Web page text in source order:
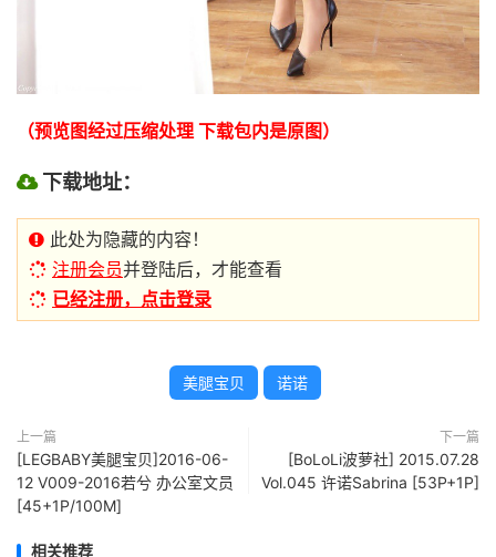
（预览图经过压缩处理 下载包内是原图）
下载地址：
此处为隐藏的内容！
注册会员并登陆后，才能查看
已经注册，点击登录
美腿宝贝 诺诺
上一篇
[LEGBABY美腿宝贝]2016-06-
12 V009-2016若兮 办公室文员
[45+1P/100M]
下一篇
[BoLoLi波萝社] 2015.07.28
Vol.045 许诺Sabrina [53P+1P]
相关推荐